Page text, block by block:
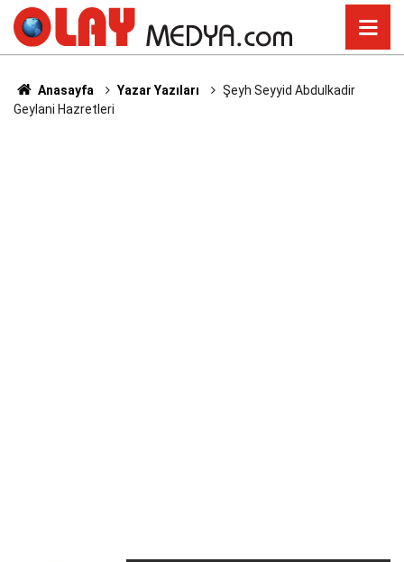
Anasayfa Yazar Yazıları
Şeyh Seyyid Abdulkadir
Geylani Hazretleri